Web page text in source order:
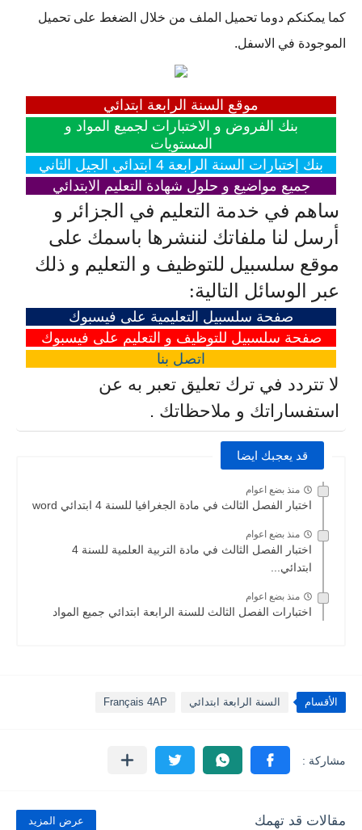
كما يمكنكم دوما تحميل الملف من خلال الضغط على تحميل
الموجودة في الاسفل.
موقع السنة الرابعة ابتدائي
بنك الفروض و الاختبارات لجميع المواد و
المستويات
بنك إختبارات السنة الرابعة 4 ابتدائي الجيل الثاني
جميع مواضيع و حلول شهادة التعليم الابتدائي
ساهم في خدمة التعليم في الجزائر و
أرسل لنا ملفاتك لننشرها باسمك على
موقع سلسبيل للتوظيف و التعليم و ذلك
عبر الوسائل التالية:
صفحة سلسبيل التعليمية على فيسبوك
صفحة سلسبيل للتوظيف و التعليم على فيسبوك
اتصل بنا
لا تتردد في ترك تعليق تعبر به عن
استفساراتك و ملاحظاتك .
قد يعجبك ايضا
منذ بضع اعوام
اختبار الفصل الثالث في مادة الجغرافيا للسنة 4 ابتدائي word
منذ بضع اعوام
اختبار الفصل الثالث في مادة التربية العلمية للسنة 4
ابتدائي...
منذ بضع اعوام
اختبارات الفصل الثالث للسنة الرابعة ابتدائي جميع المواد
الأقسام السنة الرابعة ابتدائي Français 4AP
مقالات قد تهمك عرض المزيد